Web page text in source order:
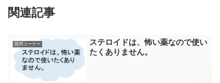
関連記事
質問コーナー
ステロイドは、怖い薬なので使い
たくありません。